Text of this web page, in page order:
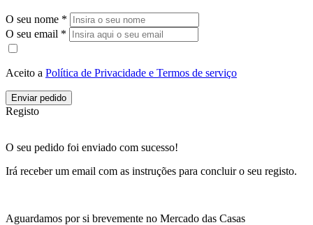
O seu nome *
O seu email *
Aceito a Política de Privacidade e Termos de serviço
Enviar pedido
Registo
O seu pedido foi enviado com sucesso!
Irá receber um email com as instruções para concluir o seu registo.
Aguardamos por si brevemente no Mercado das Casas